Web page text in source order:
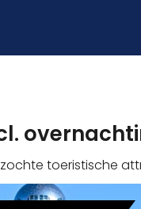
toeristische